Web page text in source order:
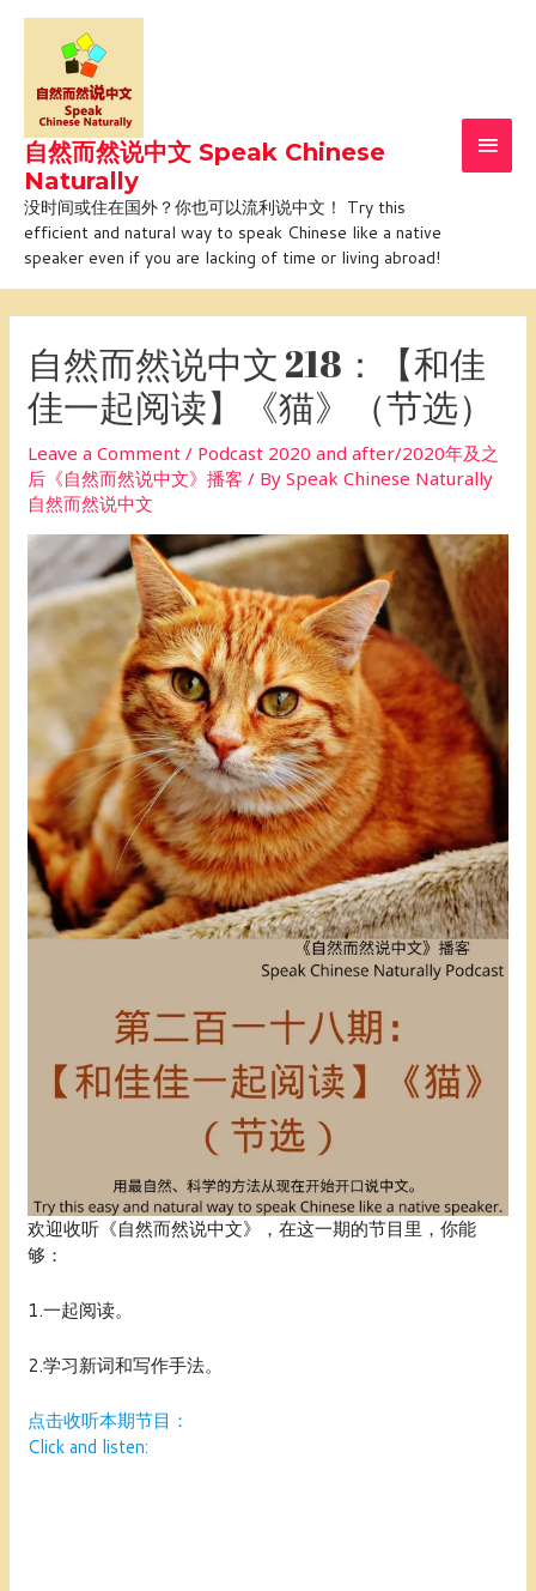
Skip
content
自然而然说中文 Speak Chinese
Naturally
没时间或住在国外？你也可以流利说中文！ Try this
efficient and natural way to speak Chinese like a native
speaker even if you are lacking of time or living abroad!
自然而然说中文 218：【和佳
佳一起阅读】《猫》（节选）
Leave a Comment / Podcast 2020 and after/2020年及之
后《自然而然说中文》播客 / BySpeak Chinese Naturally
自然而然说中文
欢迎收听《自然而然说中文》，在这一期的节目里，你能
够：
1.一起阅读。
2.学习新词和写作手法。
点击收听本期节目：
Click and listen: